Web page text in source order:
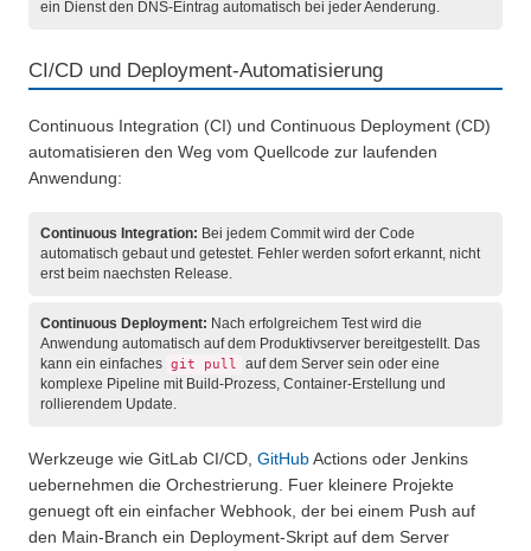
ein Dienst den DNS-Eintrag automatisch bei jeder Aenderung.
CI/CD und Deployment-Automatisierung
Continuous Integration (CI) und Continuous Deployment (CD)
automatisieren den Weg vom Quellcode zur laufenden
Anwendung:
Continuous Integration: Bei jedem Commit wird der Code
automatisch gebaut und getestet. Fehler werden sofort erkannt, nicht
erst beim naechsten Release.
Continuous Deployment: Nach erfolgreichem Test wird die
Anwendung automatisch auf dem Produktivserver bereitgestellt. Das
kann ein einfaches git pull
auf dem Server sein oder eine
komplexe Pipeline mit Build-Prozess, Container-Erstellung und
rollierendem Update.
Werkzeuge wie GitLab CI/CD, GitHub Actions oder Jenkins
uebernehmen die Orchestrierung. Fuer kleinere Projekte
genuegt oft ein einfacher Webhook, der bei einem Push auf
den Main-Branch ein Deployment-Skript auf dem Server